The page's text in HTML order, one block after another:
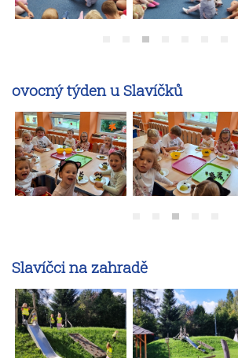
ovocný týden u Slavíčků
Slavíčci na zahradě